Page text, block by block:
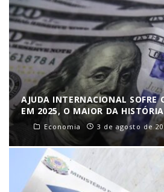
AJUDA INTERNACIONAL SOFRE
EM 2025, O MAIOR DA HISTÓRIA
Economia 3 de agosto de